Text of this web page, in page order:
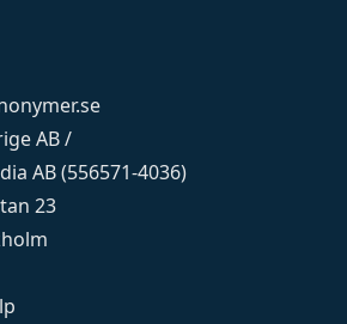
AB /
AB (556571-4036)
23